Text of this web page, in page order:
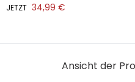
JETZT 34,99 €
Ansicht der